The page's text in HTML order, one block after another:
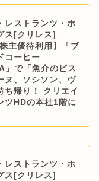
レストランツ・ホ
ス[クリレス]
主優待利用】「ブ
コーヒー
」で「魚介のビス
ヌ、ソシソン、ヴ
ち帰り！ クリエイ
ツHDの本社1階に
レストランツ・ホ
ス[クリレス]